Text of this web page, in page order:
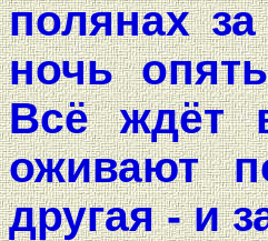
полянах
ночь
Всё ждёт
оживают
другая - и